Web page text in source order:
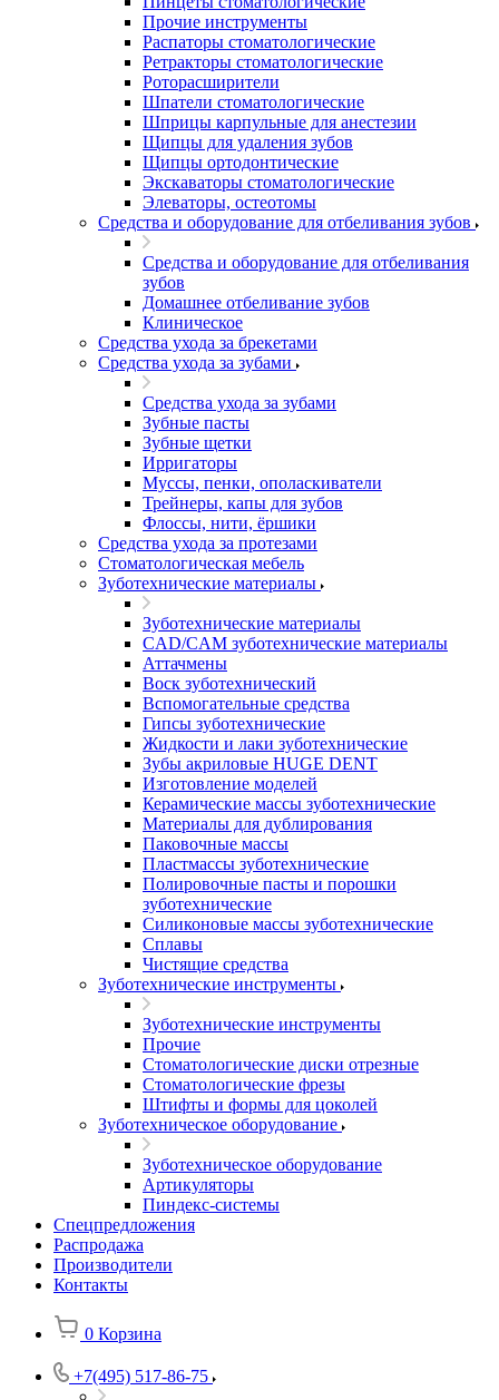
Прочие инструменты
Распаторы стоматологические
Ретракторы стоматологические
Роторасширители
Шпатели стоматологические
Шприцы карпульные для анестезии
Щипцы для удаления зубов
Щипцы ортодонтические
Экскаваторы стоматологические
Элеваторы, остеотомы
Средства и оборудование для отбеливания зубов
Средства и оборудование для отбеливания
зубов
Домашнее отбеливание зубов
Клиническое
Средства ухода за брекетами
Средства ухода за зубами
Средства ухода за зубами
Зубные пасты
Зубные щетки
Ирригаторы
Муссы, пенки, ополаскиватели
Трейнеры, капы для зубов
Флоссы, нити, ёршики
Средства ухода за протезами
Стоматологическая мебель
Зуботехнические материалы
Зуботехнические материалы
CAD/CAM зуботехнические материалы
Аттачмены
Воск зуботехнический
Вспомогательные средства
Гипсы зуботехнические
Жидкости и лаки зуботехнические
Зубы акриловые HUGE DENT
Изготовление моделей
Керамические массы зуботехнические
Материалы для дублирования
Паковочные массы
Пластмассы зуботехнические
Полировочные пасты и порошки
зуботехнические
Силиконовые массы зуботехнические
Сплавы
Чистящие средства
Зуботехнические инструменты
Зуботехнические инструменты
Прочие
Стоматологические диски отрезные
Стоматологические фрезы
Штифты и формы для цоколей
Зуботехническое оборудование
Зуботехническое оборудование
Артикуляторы
Пиндекс-системы
Спецпредложения
Распродажа
Производители
Контакты
0 Корзина
+7(495) 517-86-75